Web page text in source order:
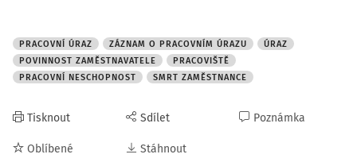
PRACOVNÍ ÚRAZ ZÁZNAM O PRACOVNÍM ÚRAZU
ÚRAZ
POVINNOST ZAMĚSTNAVATELE
PRACOVIŠTĚ
PRACOVNÍ NESCHOPNOST
SMRT ZAMĚSTNANCE
Tisknout
Oblíbené
Sdílet
Stáhnout
Poznámka